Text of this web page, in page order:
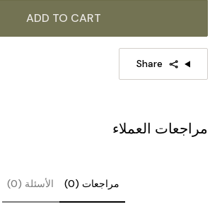
ADD TO CART
Share
مراجعات العملاء
مراجعات (0) الأسئلة (0)